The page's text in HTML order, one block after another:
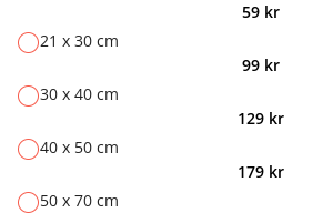
59 kr
21 x 30 cm
99 kr
30 x 40 cm
129 kr
40 x 50 cm
179 kr
50 x 70 cm